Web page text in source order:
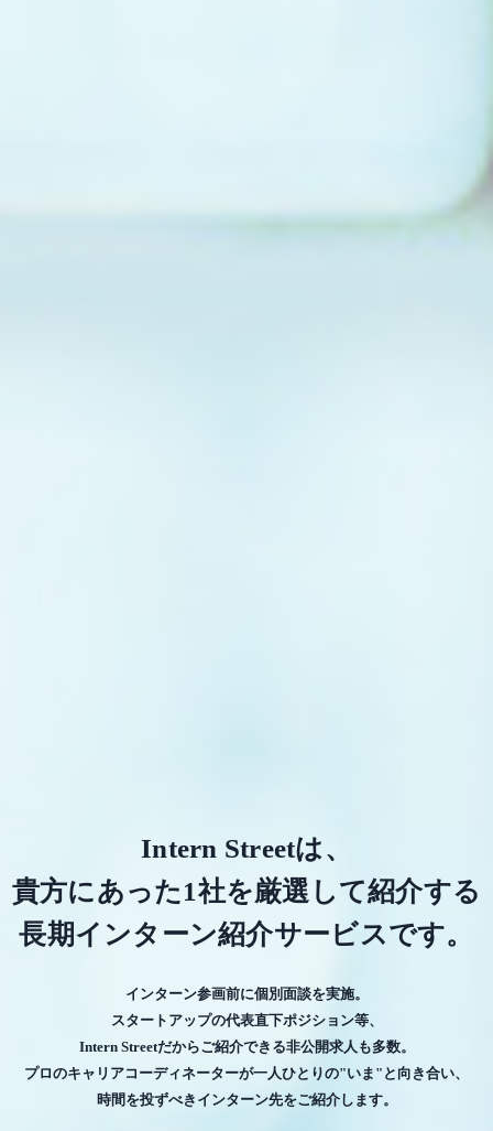
Intern Streetは、
貴方にあった1社を厳選して紹介する
長期インターン紹介サービスです。
インターン参画前に個別面談を実施。
スタートアップの代表直下ポジション等、
Intern Streetだからご紹介できる非公開求人も多数。
プロのキャリアコーディネーターが一人ひとりの"いま"と向き合い、
時間を投ずべきインターン先をご紹介します。